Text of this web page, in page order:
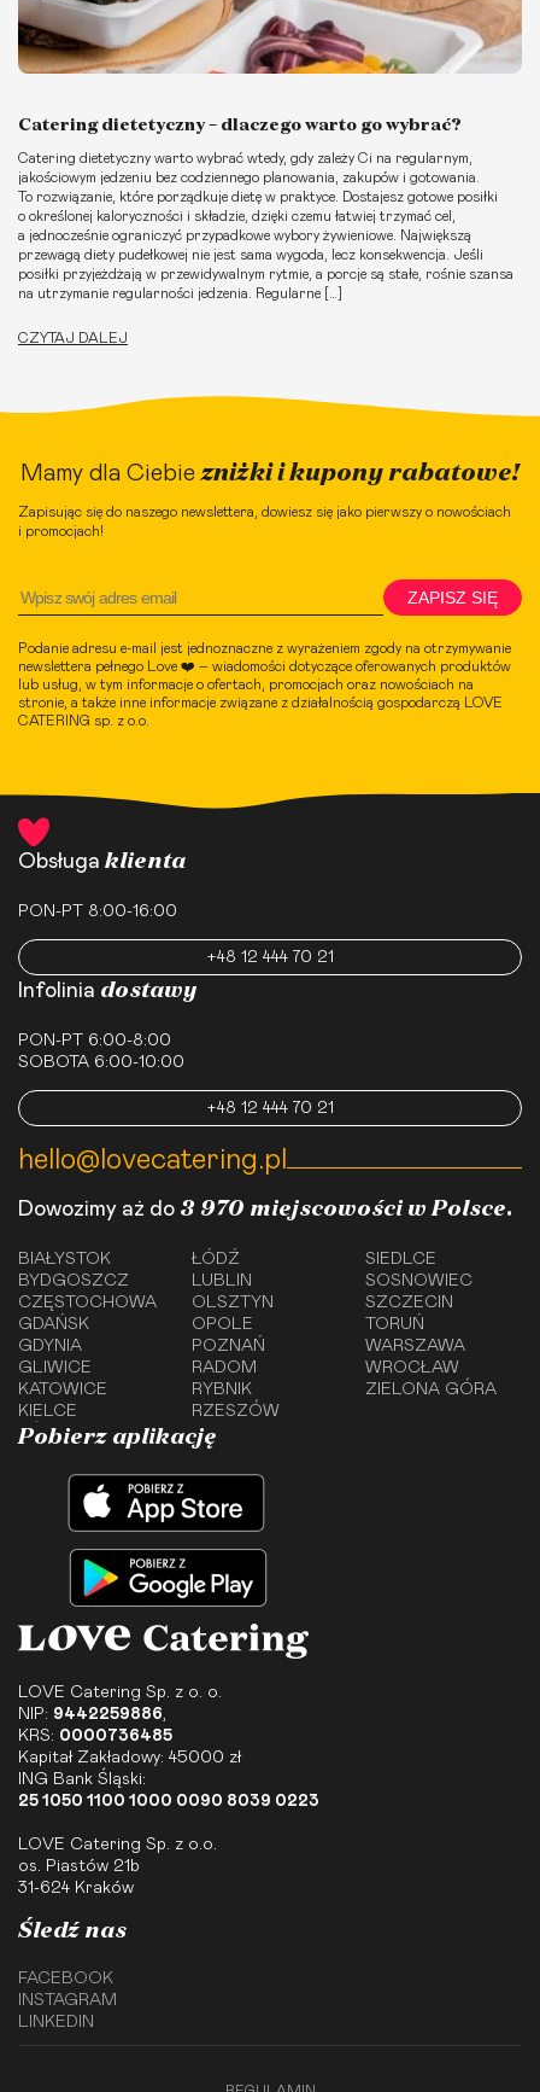
Catering dietetyczny – dlaczego warto go wybrać?
Catering dietetyczny warto wybrać wtedy, gdy zależy Ci na regularnym,
jakościowym jedzeniu bez codziennego planowania, zakupów i gotowania.
To rozwiązanie, które porządkuje dietę w praktyce. Dostajesz gotowe posiłki
o określonej kaloryczności i składzie, dzięki czemu łatwiej trzymać cel,
a jednocześnie ograniczyć przypadkowe wybory żywieniowe. Największą
przewagą diety pudełkowej nie jest sama wygoda, lecz konsekwencja. Jeśli
posiłki przyjeżdżają w przewidywalnym rytmie, a porcje są stałe, rośnie szansa
na utrzymanie regularności jedzenia. Regularne […]
CZYTAJ DALEJ
Mamy dla Ciebie zniżki i kupony rabatowe!
Zapisując się do naszego newslettera, dowiesz się jako pierwszy o nowościach
i promocjach!
ZAPISZ SIĘ
Podanie adresu e-mail jest jednoznaczne z wyrażeniem zgody na otrzymywanie
newslettera pełnego Love ❤️ – wiadomości dotyczące oferowanych produktów
lub usług, w tym informacje o ofertach, promocjach oraz nowościach na
stronie, a także inne informacje związane z działalnością gospodarczą LOVE
CATERING sp. z o.o.
Obsługa klienta
PON-PT 8:00-16:00
+48 12 444 70 21
Infolinia dostawy
PON-PT 6:00-8:00
SOBOTA 6:00-10:00
+48 12 444 70 21
hello@lovecatering.pl
Dowozimy aż do 3 970 miejscowości w Polsce.
BIAŁYSTOK
BYDGOSZCZ
CZĘSTOCHOWA
GDAŃSK
GDYNIA
GLIWICE
KATOWICE
KIELCE
ŁÓDŹ
LUBLIN
OLSZTYN
OPOLE
POZNAŃ
RADOM
RYBNIK
RZESZÓW
SIEDLCE
SOSNOWIEC
SZCZECIN
TORUŃ
WARSZAWA
WROCŁAW
ZIELONA GÓRA
Pobierz aplikację
LOVE Catering Sp. z o. o.
NIP: 9442259886,
KRS: 0000736485
Kapitał Zakładowy: 45000 zł
ING Bank Śląski:
25 1050 1100 1000 0090 8039 0223
LOVE Catering Sp. z o.o.
os. Piastów 21b
31-624 Kraków
Śledź nas
FACEBOOK
INSTAGRAM
LINKEDIN